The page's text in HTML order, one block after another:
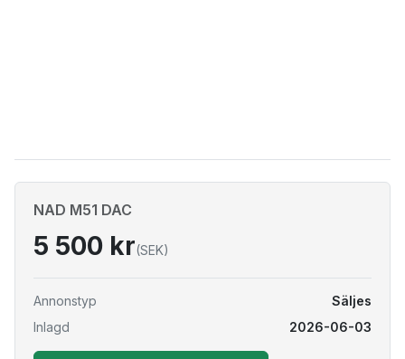
NAD M51 DAC
5 500 kr(SEK)
Annonstyp
Säljes
Inlagd
2026-06-03